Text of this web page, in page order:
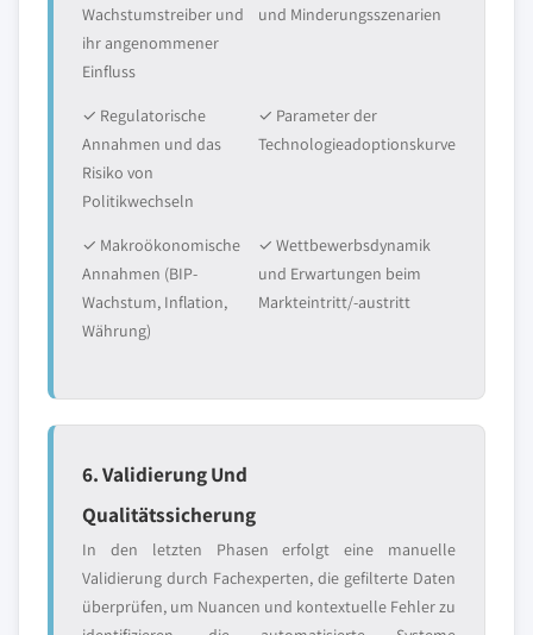
Wachstumstreiber und
ihr angenommener
Einfluss
und Minderungsszenarien
✓ Regulatorische
Annahmen und das
Risiko von
Politikwechseln
✓ Parameter der
Technologieadoptionskurve
✓ Makroökonomische
Annahmen (BIP-
Wachstum, Inflation,
Währung)
✓ Wettbewerbsdynamik
und Erwartungen beim
Markteintritt/-austritt
6. Validierung Und
Qualitätssicherung
In den letzten Phasen erfolgt eine manuelle
Validierung durch Fachexperten, die gefilterte Daten
überprüfen, um Nuancen und kontextuelle Fehler zu